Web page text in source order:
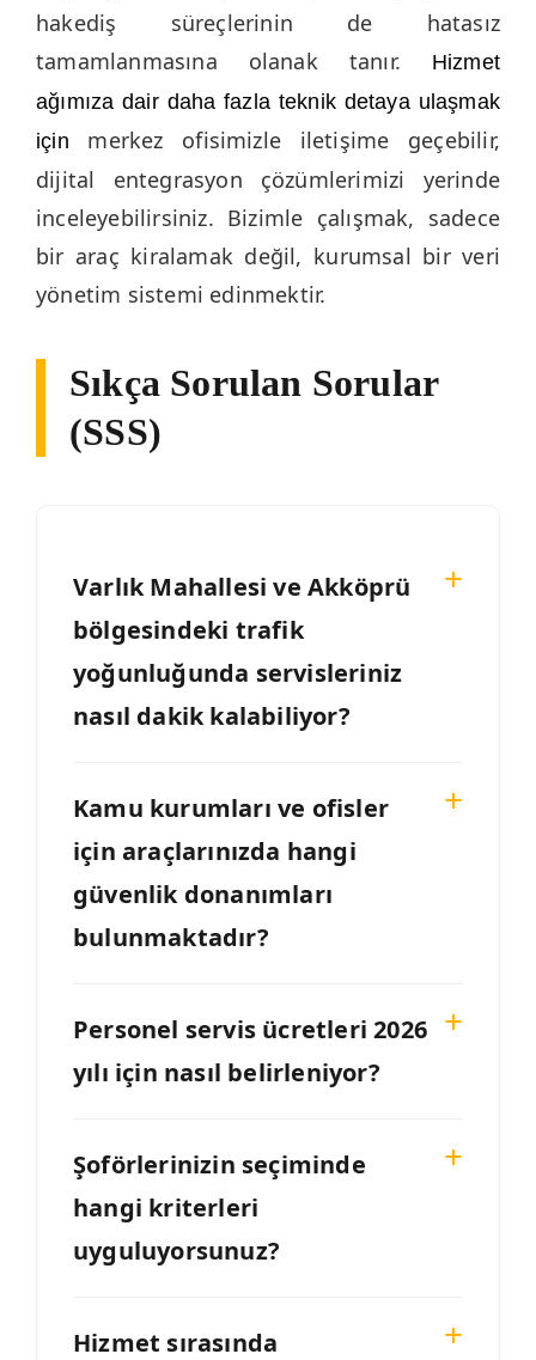
hakediş süreçlerinin de hatasız
tamamlanmasına olanak tanır.
Hizmet
ağımıza dair daha fazla teknik detaya ulaşmak
için
merkez ofisimizle iletişime geçebilir,
dijital entegrasyon çözümlerimizi yerinde
inceleyebilirsiniz. Bizimle çalışmak, sadece
bir araç kiralamak değil, kurumsal bir veri
yönetim sistemi edinmektir.
Sıkça Sorulan Sorular
(SSS)
Varlık Mahallesi ve Akköprü
bölgesindeki trafik
yoğunluğunda servisleriniz
nasıl dakik kalabiliyor?
Kamu kurumları ve ofisler
için araçlarınızda hangi
güvenlik donanımları
bulunmaktadır?
Personel servis ücretleri 2026
yılı için nasıl belirleniyor?
Şoförlerinizin seçiminde
hangi kriterleri
uyguluyorsunuz?
Hizmet sırasında